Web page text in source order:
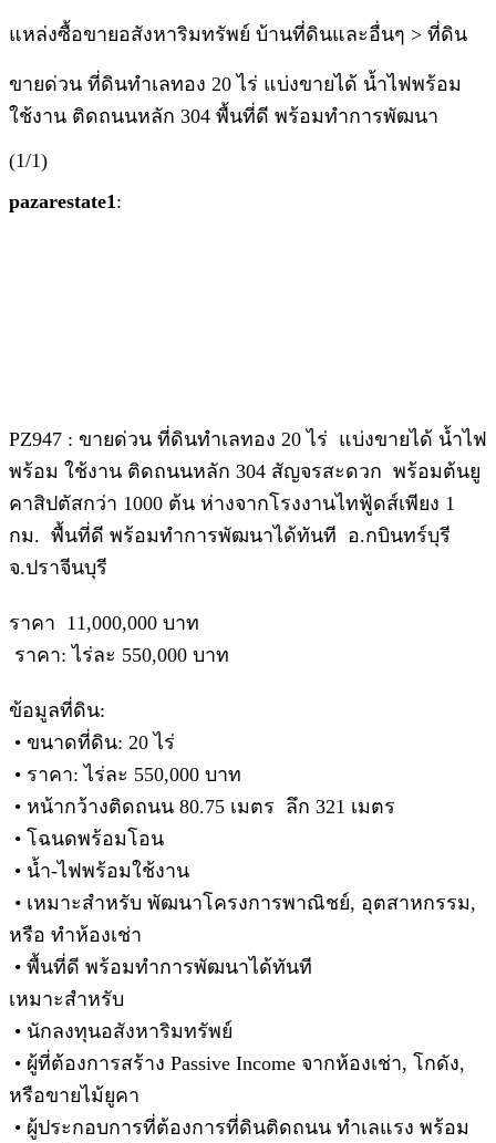
แหล่งซื้อขายอสังหาริมทรัพย์ บ้านที่ดินและอื่นๆ > ที่ดิน
ขายด่วน ที่ดินทำเลทอง 20 ไร่ แบ่งขายได้ น้ำไฟพร้อม
ใช้งาน ติดถนนหลัก 304 พื้นที่ดี พร้อมทำการพัฒนา
(1/1)
pazarestate1:
PZ947 : ขายด่วน ที่ดินทำเลทอง 20 ไร่ แบ่งขายได้ น้ำไฟ
พร้อม ใช้งาน ติดถนนหลัก 304 สัญจรสะดวก พร้อมต้นยู
คาสิปตัสกว่า 1000 ต้น ห่างจากโรงงานไทฟู้ดส์เพียง 1
กม. พื้นที่ดี พร้อมทำการพัฒนาได้ทันที อ.กบินทร์บุรี
จ.ปราจีนบุรี
ราคา 11,000,000 บาท
ราคา: ไร่ละ 550,000 บาท
ข้อมูลที่ดิน:
• ขนาดที่ดิน: 20 ไร่
• ราคา: ไร่ละ 550,000 บาท
• หน้ากว้างติดถนน 80.75 เมตร ลึก 321 เมตร
• โฉนดพร้อมโอน
• น้ำ-ไฟพร้อมใช้งาน
• เหมาะสำหรับ พัฒนาโครงการพาณิชย์, อุตสาหกรรม,
หรือ ทำห้องเช่า
• พื้นที่ดี พร้อมทำการพัฒนาได้ทันที
เหมาะสำหรับ
• นักลงทุนอสังหาริมทรัพย์
• ผู้ที่ต้องการสร้าง Passive Income จากห้องเช่า, โกดัง,
หรือขายไม้ยูคา
• ผู้ประกอบการที่ต้องการที่ดินติดถนน ทำเลแรง พร้อม